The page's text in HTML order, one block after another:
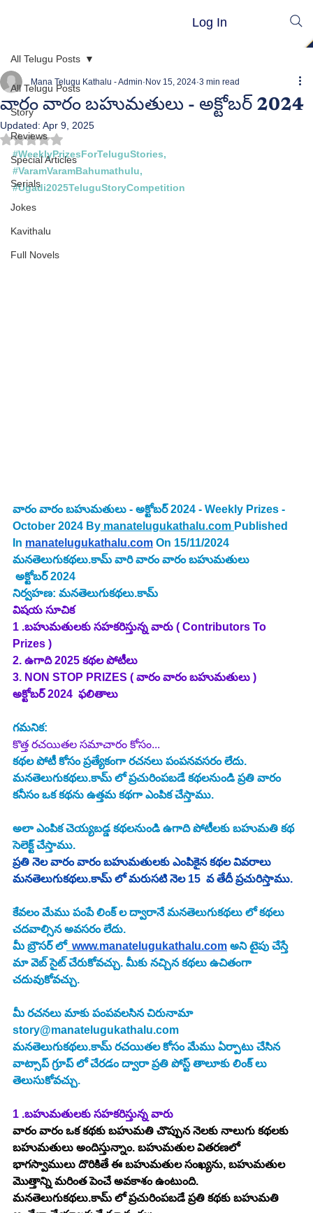
Log In
All Telugu Posts
Story
Reviews
Special Articles
Serials
Jokes
Kavithalu
Full Novels
All Telugu Posts
వారం వారం బహుమతులు - అక్టోబర్ 2024
Mana Telugu Kathalu - Admin Nov 15, 2024 3 min read
Updated: Apr 9, 2025
Rated NaN out of 5 stars.
#WeeklyPrizesForTeluguStories,
#VaramVaramBahumathulu,
#Ugadi2025TeluguStoryCompetition
వారం వారం బహుమతులు - అక్టోబర్ 2024 - Weekly Prizes -
October 2024 By manatelugukathalu.com Published
In manatelugukathalu.com On 15/11/2024
మనతెలుగుకథలు.కామ్ వారి వారం వారం బహుమతులు
అక్టోబర్ 2024
నిర్వహణ: మనతెలుగుకథలు.కామ్
విషయ సూచిక
1 .బహుమతులకు సహకరిస్తున్న వారు ( Contributors To
Prizes )
2. ఉగాది 2025 కథల పోటీలు
3. NON STOP PRIZES ( వారం వారం బహుమతులు )
అక్టోబర్ 2024 ఫలితాలు
గమనిక:
కొత్త రచయితల సమాచారం కోసం...
కథల పోటీ కోసం ప్రత్యేకంగా రచనలు పంపనవసరం లేదు.
మనతెలుగుకథలు.కామ్ లో ప్రచురింపబడే కథలనుండి ప్రతి వారం
కనీసం ఒక కథను ఉత్తమ కథగా ఎంపిక చేస్తాము.
అలా ఎంపిక చెయ్యబడ్డ కథలనుండి ఉగాది పోటీలకు బహుమతి కథ
సెలెక్ట్ చేస్తాము.
ప్రతి నెల వారం వారం బహుమతులకు ఎంపికైన కథల వివరాలు
మనతెలుగుకథలు.కామ్ లో మరుసటి నెల 15  వ తేదీ ప్రచురిస్తాము.
కేవలం మేము పంపే లింక్ ల ద్వారానే మనతెలుగుకథలు లో కథలు
చదవాల్సిన అవసరం లేదు.
మీ బ్రౌసర్ లో www.manatelugukathalu.com అని టైపు చేస్తే
మా వెబ్ సైట్ చేరుకోవచ్చు. మీకు నచ్చిన కథలు ఉచితంగా
చదువుకోవచ్చు.
మీ రచనలు మాకు పంపవలసిన చిరునామా
story@manatelugukathalu.com
మనతెలుగుకథలు.కామ్ రచయితల కోసం మేము ఏర్పాటు చేసిన
వాట్సాప్ గ్రూప్ లో చేరడం ద్వారా ప్రతి పోస్ట్ తాలూకు లింక్ లు
తెలుసుకోవచ్చు.
1 .బహుమతులకు సహకరిస్తున్న వారు
వారం వారం ఒక కథకు బహుమతి చొప్పున నెలకు నాలుగు కథలకు
బహుమతులు అందిస్తున్నాం. బహుమతుల వితరణలో
భాగస్వాములు దొరికితే ఈ బహుమతుల సంఖ్యను, బహుమతుల
మొత్తాన్ని మరింత పెంచే అవకాశం ఉంటుంది.
మనతెలుగుకథలు.కామ్ లో ప్రచురింపబడే ప్రతి కథకు బహుమతి